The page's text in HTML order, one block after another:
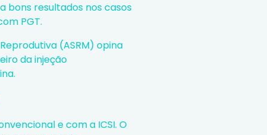
bons resultados nos casos
PGT.
(ASRM) opina
da injeção
e com a ICSI. O